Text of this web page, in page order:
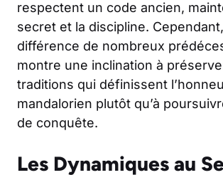
respectent un code ancien,
secret et la discipline.
différence de nombreux
montre une inclination à
traditions qui définissent
mandalorien plutôt qu’à
de conquête.
Les Dynamiques au